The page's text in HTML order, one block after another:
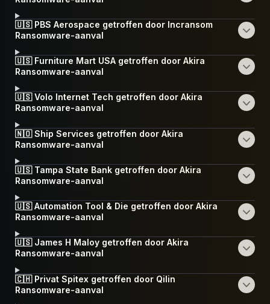
🇺🇸 PBS Aerospace getroffen door Incransom
Ransomware-aanval
🇺🇸 Furniture Mart USA getroffen door Akira
Ransomware-aanval
🇺🇸 Volo Internet Tech getroffen door Akira
Ransomware-aanval
🇳🇴 Ship Services getroffen door Akira
Ransomware-aanval
🇺🇸 Tampa State Bank getroffen door Akira
Ransomware-aanval
🇺🇸 Automation Tool & Die getroffen door Akira
Ransomware-aanval
🇺🇸 James H Maloy getroffen door Akira
Ransomware-aanval
🇨🇭 Privat Spitex getroffen door Qilin
Ransomware-aanval